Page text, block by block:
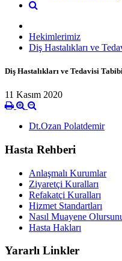
Hekimlerimiz
Diş Hastalıkları ve
Diş Hastalıkları ve Tedavisi Tabibi
11 Kasım 2020
Dt.Ozan Polatdemir
Hasta Rehberi
Anlaşmalı Kurumlar
Ziyaretçi Kuralları
Refakatçi Kuralları
Hizmet Standartları
Nasıl Muayene
Hasta Hakları
Yararlı Linkler